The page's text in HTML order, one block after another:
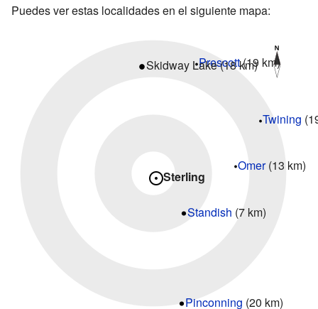
Puedes ver estas localidades en el siguiente mapa:
Sterling
Omer(13 km)
Pinconning (20 km)
Prescott(19 km)
Skidway Lake (18 km)
Standish (7 km)
Twining